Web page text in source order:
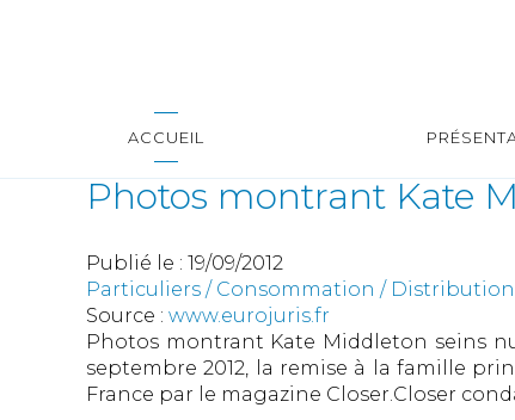
ACCUEIL
Photos montrant Kate
Publié le : 19/09/2012
Particuliers / Consommation / Distribution
Source : www.eurojuris.fr
Photos montrant Kate Middleton seins
septembre 2012, la remise à la famille
France par le magazine Closer.Closer